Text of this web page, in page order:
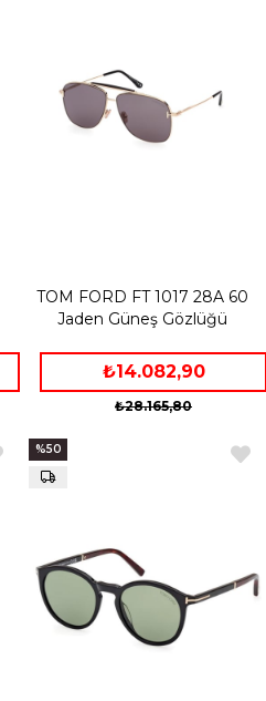
TOM FORD FT 1017 28A 60
Jaden Güneş Gözlüğü
₺14.082,90
₺28.165,80
%50